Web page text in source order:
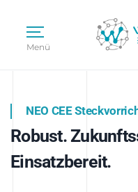
Menü
NEO CEE
Robust.
Einsatzbereit.
Intelligenz trifft